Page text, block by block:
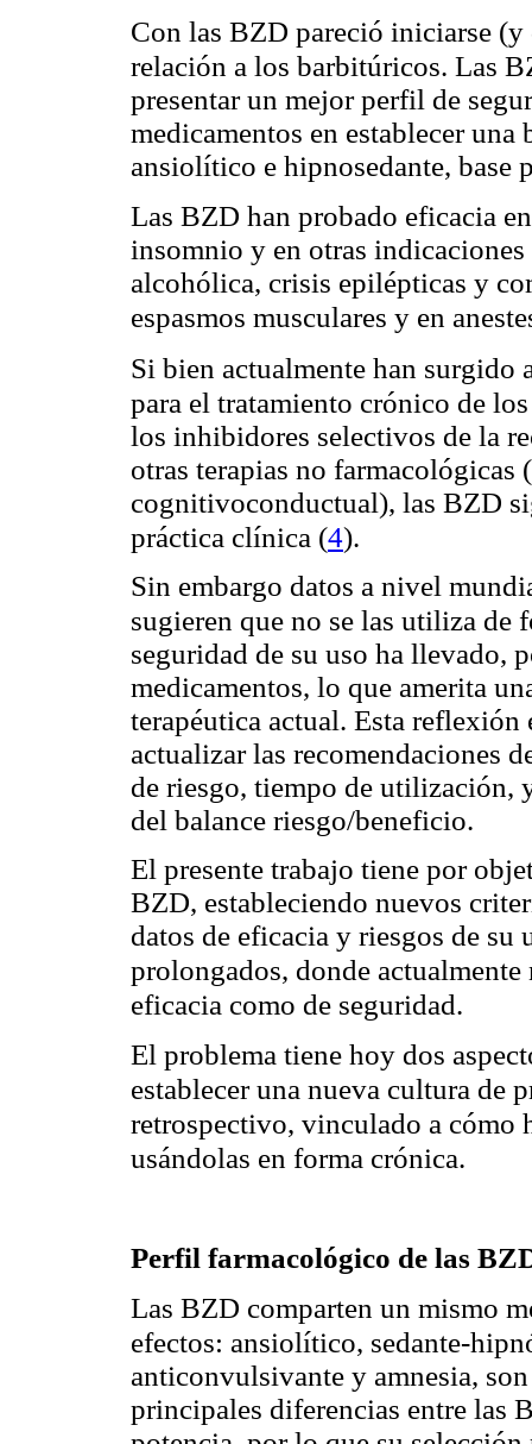
Con las BZD pareció iniciarse
relación a los barbitúricos. Las
presentar un mejor perfil de
medicamentos en establecer
ansiolítico e hipnosedante, base
Las BZD han probado eficacia
insomnio y en otras
alcohólica, crisis epilépticas y
espasmos musculares y en
Si bien actualmente han surgido
para el tratamiento crónico de
los inhibidores selectivos de la
otras terapias no farmacológicas
cognitivoconductual), las BZD
práctica clínica (4).
Sin embargo datos a nivel
sugieren que no se las utiliza de
seguridad de su uso ha llevado,
medicamentos, lo que amerita
terapéutica actual. Esta
actualizar las recomendaciones
de riesgo, tiempo de utilización,
del balance riesgo/beneficio.
El presente trabajo tiene por
BZD, estableciendo nuevos
datos de eficacia y riesgos de su
prolongados, donde actualmente
eficacia como de seguridad.
El problema tiene hoy dos
establecer una nueva cultura de
retrospectivo, vinculado a cómo
usándolas en forma crónica.
Perfil farmacológico de las
Las BZD comparten un mismo
efectos: ansiolítico, sedante-
anticonvulsivante y amnesia,
principales diferencias entre las